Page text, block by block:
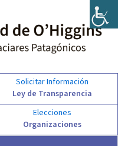
Solicitar Información
Ley de Transparencia
Elecciones
Organizaciones